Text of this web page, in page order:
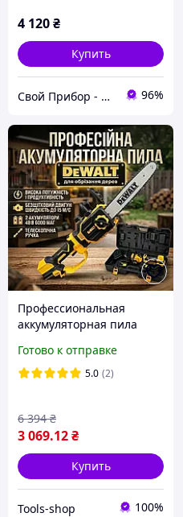
4 120₴
Купить
Свой Прибор - Поставка профессионального оборудования 96%
Профессиональная
аккумуляторная пила
аккумуляторами, Цепная
пила с подачей смазки
Готово к отправке
5.0 (2)
3 069.12₴
6 394 ₴
Купить
Tools-shop 100%